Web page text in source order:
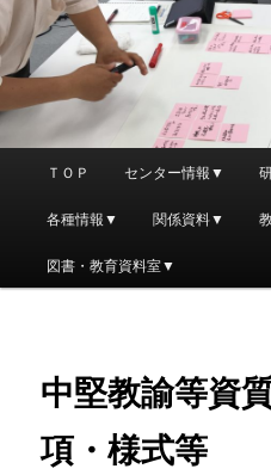
ュ
メ
イ
ン
ン
テ
ＴＯＰ センター情報▼
各種情報▼ 関係資料▼
図書・教育資料室▼
中堅教諭等資
項・様式等